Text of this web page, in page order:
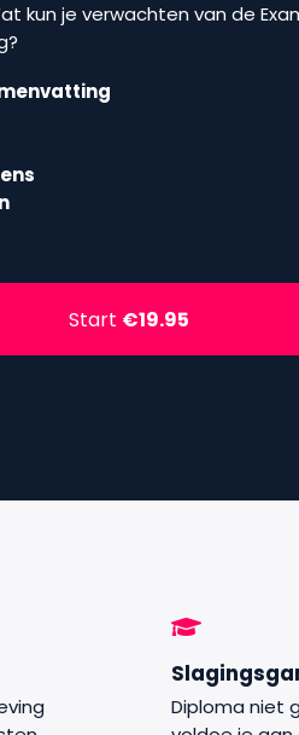
kun je verwachten van de
Start €19.95
Diploma niet